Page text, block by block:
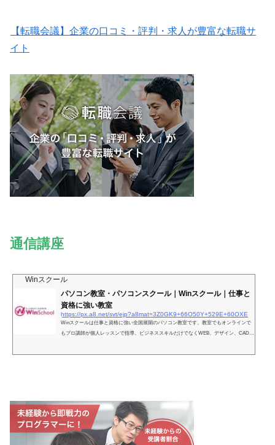
【転職会議】企業の口コミ・評判・求人が豊富な転職サ
イト
通信講座
Winスクール
パソコン教室・パソコンスクール｜Winスクール｜仕事と
資格に強い教室
https://px.a8.net/svt/ejp?a8mat=3Z0GK9+66O50Y+529E+60OXE
Winスクールは仕事と資格に強い全国展開のパソコン教室です。教室でもオンラインで
もプロ講師が個人レッスンで指導。ビジネススキルだけでなくWEB、デザイン、CAD、